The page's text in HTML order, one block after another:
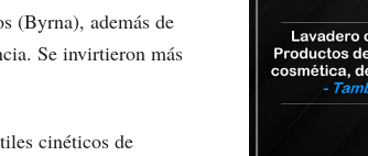
(Byrna), además de
Se invirtieron más
cinéticos de